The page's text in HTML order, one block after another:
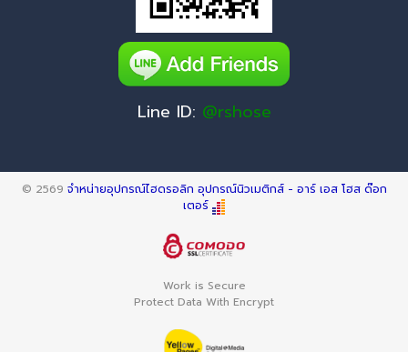
Line ID: @rshose
© 2569 จำหน่ายอุปกรณ์ไฮดรอลิก อุปกรณ์นิวเมติกส์ - อาร์ เอส โฮส ด๊อก
เตอร์
Work is Secure
Protect Data With Encrypt